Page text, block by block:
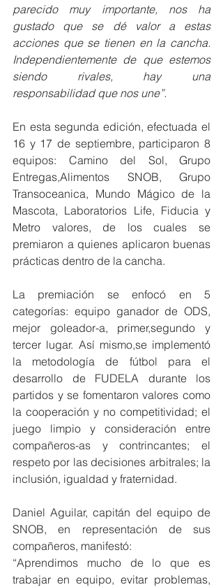
parecido muy importante, nos ha
gustado que se dé valor a estas
acciones que se tienen en la cancha.
Independientemente de que estemos
siendo rivales, hay una
responsabilidad que nos une”.
En esta segunda edición, efectuada el
16 y 17 de septiembre, participaron 8
equipos: Camino del Sol, Grupo
Entregas,Alimentos SNOB, Grupo
Transoceanica, Mundo Mágico de la
Mascota, Laboratorios Life, Fiducia y
Metro valores, de los cuales se
premiaron a quienes aplicaron buenas
prácticas dentro de la cancha.
La premiación se enfocó en 5
categorías: equipo ganador de ODS,
mejor goleador-a, primer,segundo y
tercer lugar. Así mismo,se implementó
la metodología de fútbol para el
desarrollo de FUDELA durante los
partidos y se fomentaron valores como
la cooperación y no competitividad; el
juego limpio y consideración entre
compañeros-as y contrincantes; el
respeto por las decisiones arbitrales; la
inclusión, igualdad y fraternidad.
Daniel Aguilar, capitán del equipo de
SNOB, en representación de sus
compañeros, manifestó:
“Aprendimos mucho de lo que es
trabajar en equipo, evitar problemas,